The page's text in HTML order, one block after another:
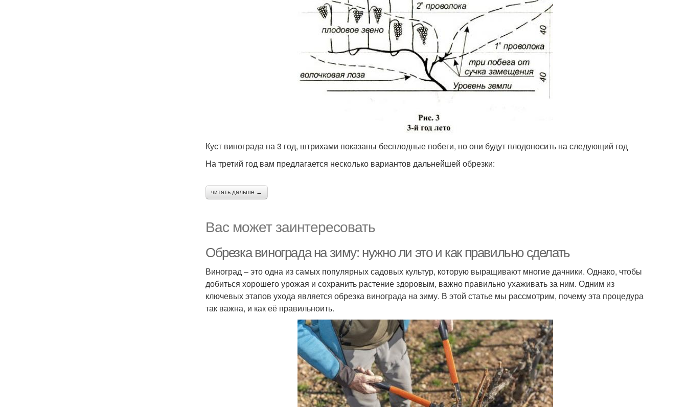
Куст винограда на 3 год, штрихами показаны бесплодные побеги, но они будут плодоносить на следующий год
На третий год вам предлагается несколько вариантов дальнейшей обрезки:
читать дальше →
Вас может заинтересовать
Обрезка винограда на зиму: нужно ли это и как правильно сделать
Виноград – это одна из самых популярных садовых культур, которую выращивают многие дачники. Однако, чтобы
добиться хорошего урожая и сохранить растение здоровым, важно правильно ухаживать за ним. Одним из
ключевых этапов ухода является обрезка винограда на зиму. В этой статье мы рассмотрим, почему эта процедура
так важна, и как её правильноить.